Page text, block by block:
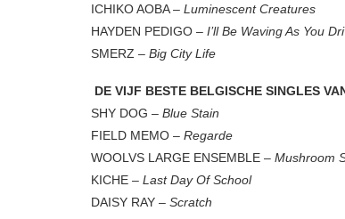
ICHIKO AOBA – Luminescent Creatures
HAYDEN PEDIGO – I’ll Be Waving As You
SMERZ – Big City Life
DE VIJF BESTE BELGISCHE SINGLES
SHY DOG – Blue Stain
FIELD MEMO – Regarde
WOOLVS LARGE ENSEMBLE – Mushroom
KICHE – Last Day Of School
DAISY RAY – Scratch